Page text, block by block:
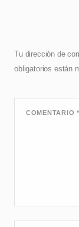
Tu dirección de
obligatorios están
COMENTARIO*